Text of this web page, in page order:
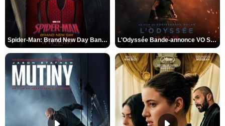
Spider-Man: Brand New Day Bande-annonce VO STFR L'Odyssée Bande-annonce VO STFR